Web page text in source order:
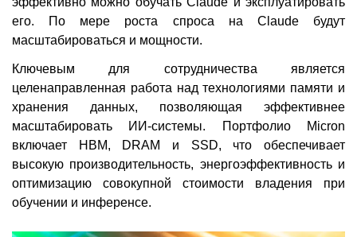
его. По мере роста спроса на Claude будут
масштабироваться и мощности.
Ключевым для сотрудничества является
целенаправленная работа над технологиями памяти и
хранения данных, позволяющая эффективнее
масштабировать ИИ-системы. Портфолио Micron
включает HBM, DRAM и SSD, что обеспечивает
высокую производительность, энергоэффективность и
оптимизацию совокупной стоимости владения при
обучении и инференсе.